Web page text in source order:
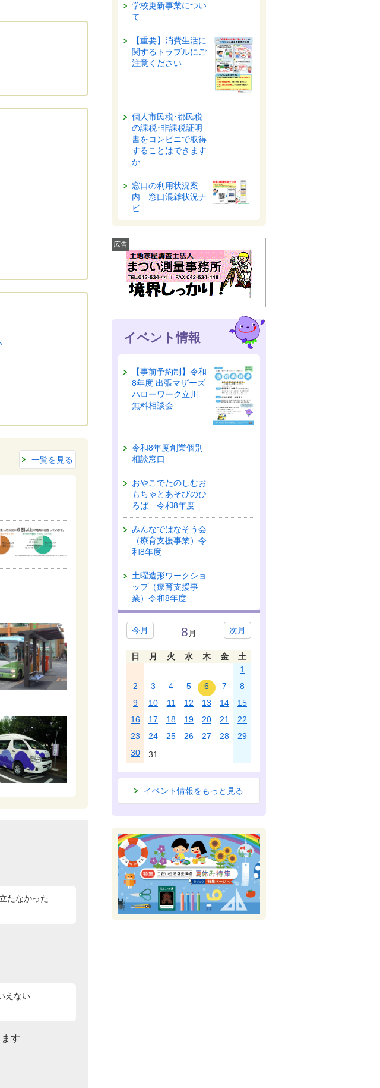
一覧を見る
たなかった
えない
す
学校更新事業につい
て
【重要】消費生活に
関するトラブルにご
注意ください
個人市民税･都民税
の課税･非課税証明
書をコンビニで取得
することはできます
か
窓口の利用状況案
内 窓口混雑状況ナ
ビ
広告
イベント情報
【事前予約制】令和
8年度 出張マザーズ
ハローワーク立川
無料相談会
令和8年度創業個別
相談窓口
おやこでたのしむお
もちゃとあそびのひ
ろば 令和8年度
みんなではなそう会
（療育支援事業）令
和8年度
土曜造形ワークショ
ップ（療育支援事
業）令和8年度
今月 次月
8 月
日 月 火 水 木 金
土
1
2
3 4 5 6 7
8
9
10 11 12 13 14
15
16
17 18 19 20 21
22
23
24 25 26 27 28
29
30
31
イベント情報をもっと見る